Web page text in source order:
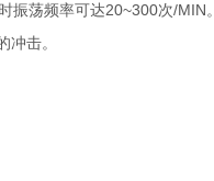
荡频率可达20~300次/MIN。
击。